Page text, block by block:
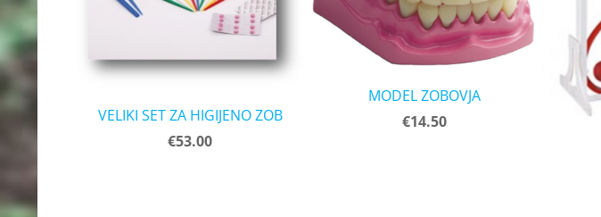
VELIKI SET ZA HIGIJENO ZOB
€53.00
MODEL ZOBOVJA
€14.50